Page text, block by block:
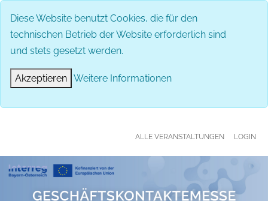
Diese Website benutzt Cookies, die für den
technischen Betrieb der Website erforderlich sind
und stets gesetzt werden.
Akzeptieren Weitere Informationen
ALLE VERANSTALTUNGEN LOGIN
MENÜ